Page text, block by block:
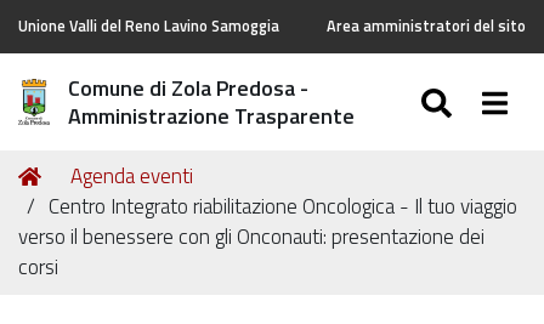
Unione Valli del Reno Lavino Samoggia Area amministratori del sito
Comune di Zola Predosa -
Amministrazione Trasparente
Tu
sei
qui:
Home
Agenda eventi
Centro Integrato riabilitazione Oncologica - Il tuo viaggio
verso il benessere con gli Onconauti: presentazione dei
corsi